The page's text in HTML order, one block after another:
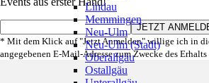
* Mit dem Klick auf "Jetzt Anmelden" willige ich in
angegebenen E-Mail-Adresse zum Zwecke des Erhalts
Lindau
Memmingen
Neu-Ulm
Neu-Ulm (Stadt)
Oberallgäu
Ostallgäu